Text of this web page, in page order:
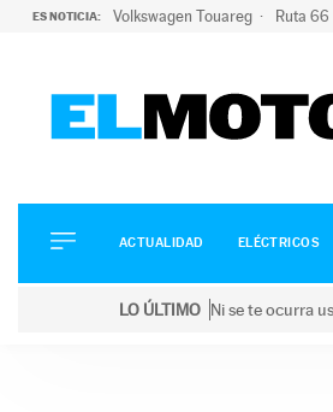
ES NOTICIA: Volkswagen Touareg Ruta 66
ELÉCTRICOS
CONDUCIR
ACTUALIDAD ELÉCTRICOS
LO ÚLTIMO Ni se te ocurra